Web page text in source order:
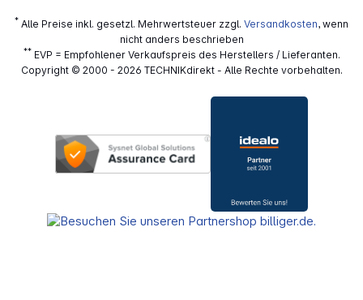
* Alle Preise inkl. gesetzl. Mehrwertsteuer zzgl. Versandkosten, wenn
nicht anders beschrieben
**EVP = Empfohlener Verkaufspreis des Herstellers / Lieferanten.
Copyright © 2000 - 2026 TECHNIKdirekt - Alle Rechte vorbehalten.